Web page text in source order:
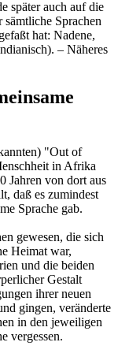
später auch auf die
Sprachen
hat: Nadene,
– Näheres
"Out of
in Afrika
Jahren von dort aus
daß es zumindest
Sprache gab.
gewesen, die sich
Heimat war,
und die beiden
Gestalt
ihrer neuen
gingen, veränderte
in den jeweiligen
vergessen.